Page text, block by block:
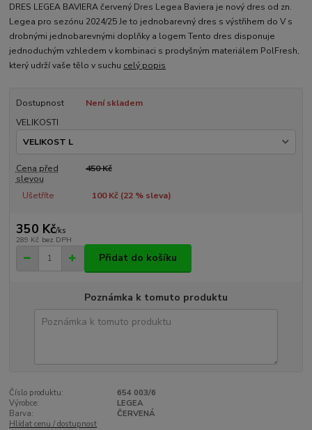
DRES LEGEA BAVIERA červený Dres Legea Baviera je nový dres od zn.
Legea pro sezónu 2024/25 Je to jednobarevný dres s výstřihem do V s
drobnými jednobarevnými doplňky a logem Tento dres disponuje
jednoduchým vzhledem v kombinaci s prodyšným materiálem PolFresh,
který udrží vaše tělo v suchu celý popis
Dostupnost
Není skladem
VELIKOSTI
Cena před
slevou
450 Kč
Ušetříte 100 Kč (22% sleva)
350 Kč/ks
289 Kč bez DPH
Přidat do košíku
Poznámka k tomuto produktu
Číslo produktu:
654 003/6
Výrobce:
LEGEA
Barva:
ČERVENÁ
Hlídat cenu / dostupnost